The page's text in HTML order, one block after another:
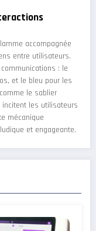
accompagnée
entre utilisateurs.
: le
et le bleu pour les
le sablier
les utilisateurs
mécanique
et engageante.